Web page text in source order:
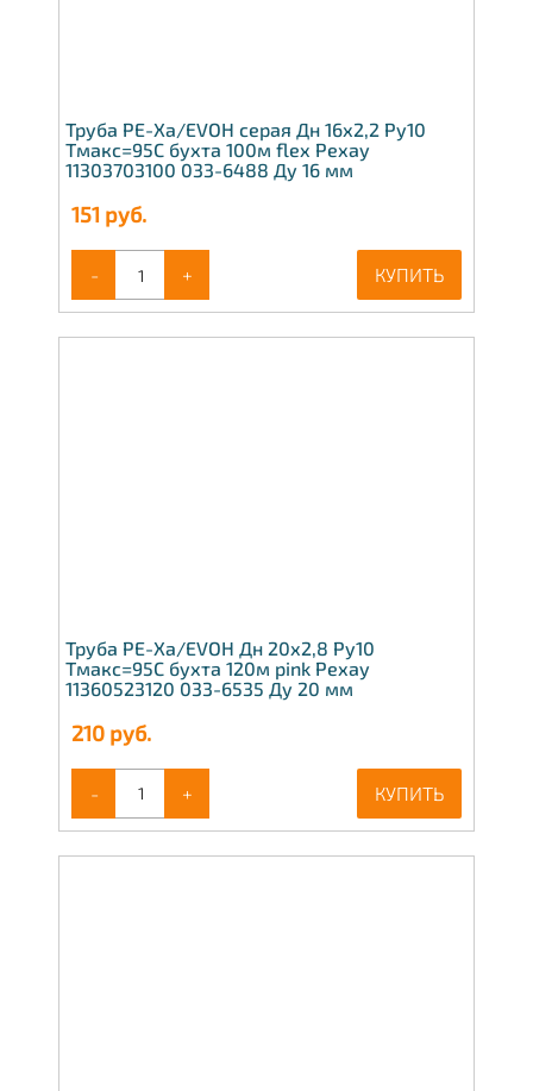
Труба PE-Xa/EVOH серая Дн 16х2,2 Ру10
Тмакс=95C бухта 100м flex Рехау
11303703100 033-6488 Ду 16 мм
151 руб.
- + КУПИТЬ
Труба PE-Xa/EVOH Дн 20х2,8 Ру10
Тмакс=95C бухта 120м pink Рехау
11360523120 033-6535 Ду 20 мм
210 руб.
- + КУПИТЬ